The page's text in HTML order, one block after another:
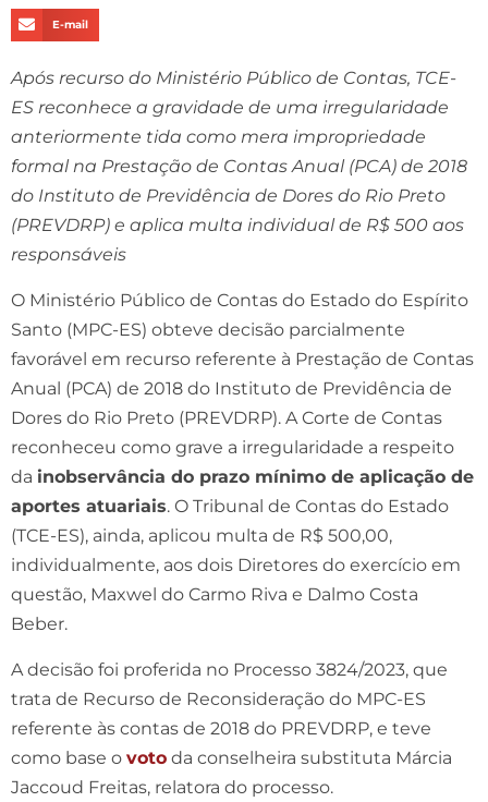
E-mail
Após recurso do Ministério Público de Contas, TCE-
ES reconhece a gravidade de uma irregularidade
anteriormente tida como mera impropriedade
formal na Prestação de Contas Anual (PCA) de 2018
do Instituto de Previdência de Dores do Rio Preto
(PREVDRP) e aplica multa individual de R$ 500 aos
responsáveis
O Ministério Público de Contas do Estado do Espírito
Santo (MPC-ES) obteve decisão parcialmente
favorável em recurso referente à Prestação de Contas
Anual (PCA) de 2018 do Instituto de Previdência de
Dores do Rio Preto (PREVDRP). A Corte de Contas
reconheceu como grave a irregularidade a respeito
da inobservância do prazo mínimo de aplicação de
aportes atuariais. O Tribunal de Contas do Estado
(TCE-ES), ainda, aplicou multa de R$ 500,00,
individualmente, aos dois Diretores do exercício em
questão, Maxwel do Carmo Riva e Dalmo Costa
Beber.
A decisão foi proferida no Processo 3824/2023, que
trata de Recurso de Reconsideração do MPC-ES
referente às contas de 2018 do PREVDRP, e teve
como base o voto da conselheira substituta Márcia
Jaccoud Freitas, relatora do processo.